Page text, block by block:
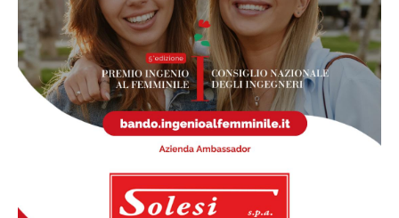
Centrale elettrica Marcinelle CCGT-Opere civili
Costruzioni e Manutenzioni Industriali